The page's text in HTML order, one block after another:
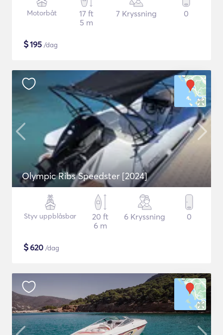
Motorbåt
17 ft
5 m
7 Kryssning 0
$195 /dag
Olympic Ribs Speedster [2024]
Styv uppblåsbar
20 ft
6 m
6 Kryssning 0
$620 /dag